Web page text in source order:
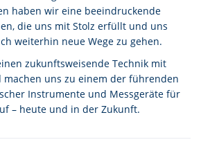
haben wir eine beeindruckende
die uns mit Stolz erfüllt und uns
weiterhin neue Wege zu gehen.
zukunftsweisende Technik mit
machen uns zu einem der führenden
Instrumente und Messgeräte für
– heute und in der Zukunft.